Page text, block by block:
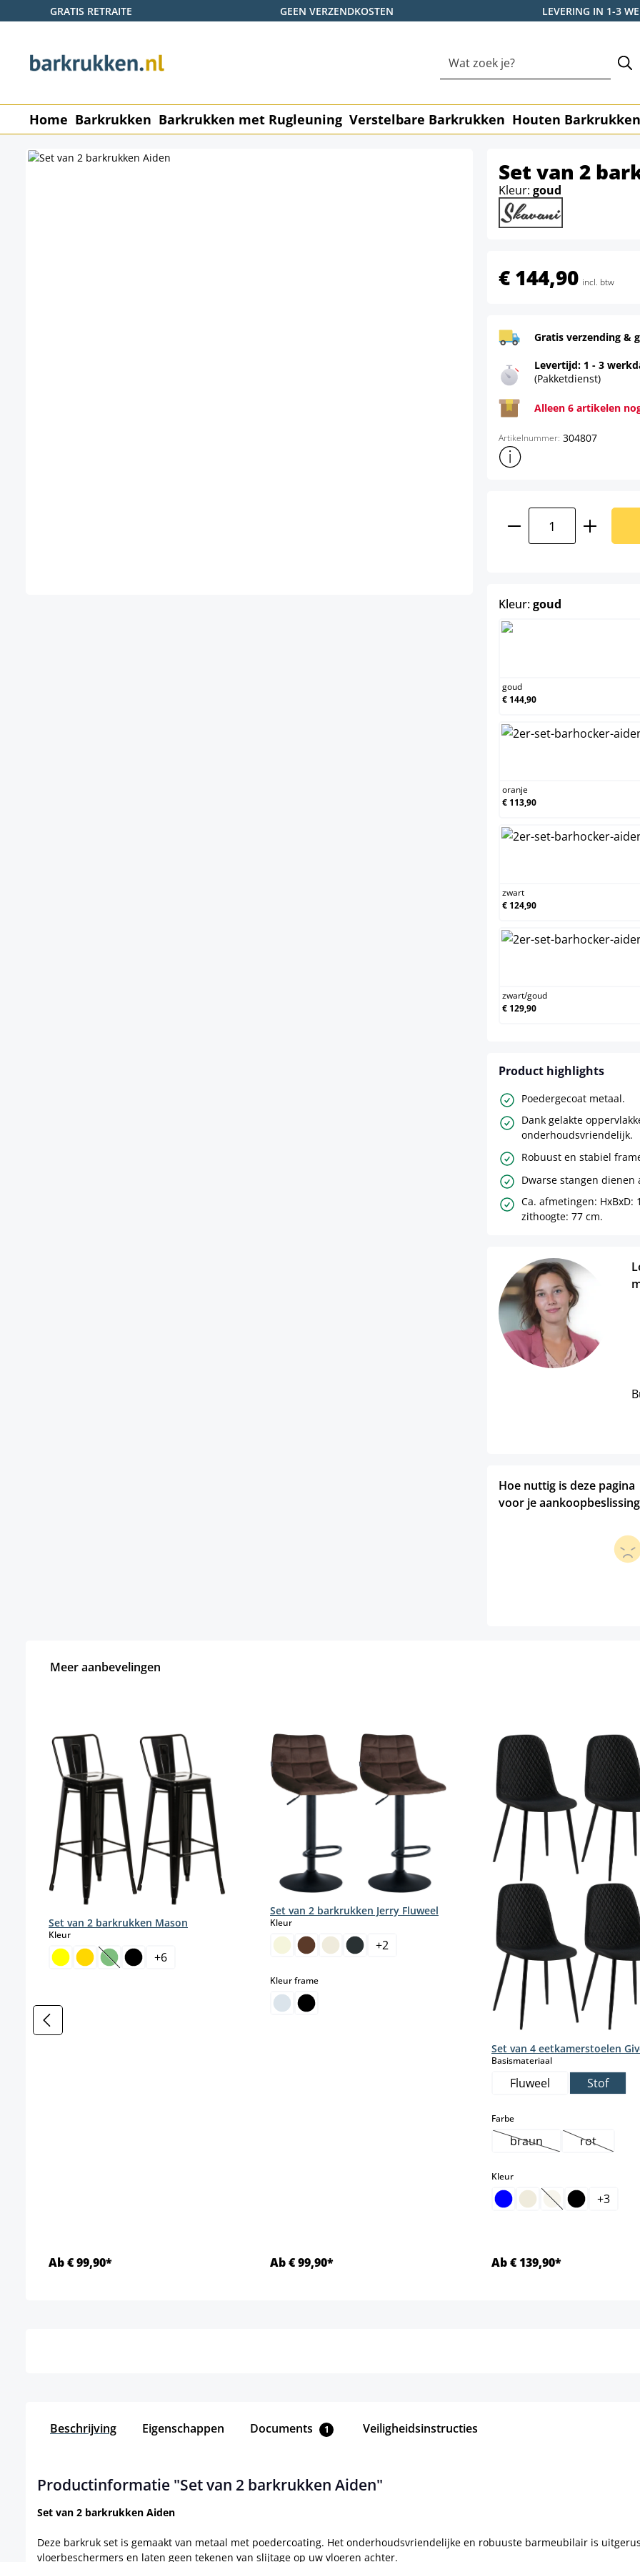
de hoofdinhoud
Ga naar de zoekopdracht
Ga naar de hoofdnavigatie
GRATIS RETRAITE GEEN VERZENDKOSTEN LEVERING IN 1-3
Home Barkrukken Barkrukken met Rugleuning Verstelbare Barkrukken Houten Barkrukken
Set van 2
Kleur: goud
€ 144,90 incl. btw
Gratis verzending &
Levertijd: 1 - 3
(Pakketdienst)
Alleen 6 artikelen
Artikelnummer: 304807
Toon meer productinformatie
Kleur:goud
goud
€ 144,90
oranje
€ 113,90
zwart
€ 124,90
zwart/goud
€ 129,90
Product highlights
Poedergecoat metaal.
Dank gelakte
onderhoudsvriendelijk.
Robuust en stabiel
Dwarse stangen dienen
Ca. afmetingen: HxBxD:
zithoogte: 77 cm.
Hoe nuttig is deze pagina
voor je
Meer aanbevelingen
Set van 2 barkrukken Mason
Kleurselect
(Deze optie is momenteel niet beschikbaar.)
+6
Ab € 99,90*
Set van 2 barkrukken Jerry Fluweel
Kleurselect
+2
Kleur frameselect
Ab € 99,90*
Set van 4 eetkamerstoelen
Basismateriaalselect
Fluweel Stof
Farbeselect
braun(Deze optie is
rot(Deze
Kleurselect
(Deze optie is
+3
Ab € 139,90*
Beschrijving Eigenschappen Documents 1 Veiligheidsinstructies
Productinformatie "Set van 2 barkrukken Aiden"
Set van 2 barkrukken Aiden
Deze barkruk set is gemaakt van metaal met poedercoating. Het onderhoudsvriendelijke en robuuste barmeubilair is
vloerbeschermers en laten geen tekenen van slijtage op uw vloeren achter.